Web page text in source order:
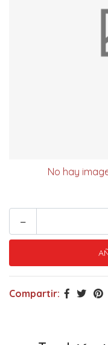
No hay
-
Compartir: